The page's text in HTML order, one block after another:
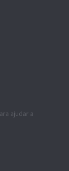
ajudar a